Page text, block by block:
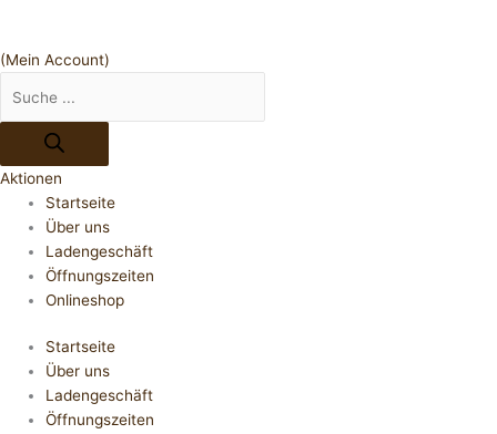
(Mein Account)
Aktionen
Startseite
Über uns
Ladengeschäft
Öffnungszeiten
Onlineshop
Startseite
Über uns
Ladengeschäft
Öffnungszeiten